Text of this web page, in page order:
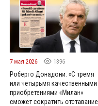
7 мая 2026 1396
Роберто Донадони: «С тремя
или четырьмя качественными
приобретениями «Милан»
сможет сократить отставание